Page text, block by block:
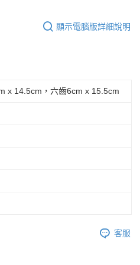
顯示電腦版詳細說明
x 14.5cm，六齒6cm x 15.5cm
客服